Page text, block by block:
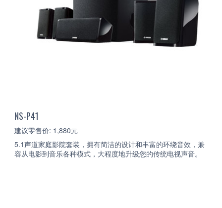
NS-P41
建议零售价: 1,880元
5.1声道家庭影院套装，拥有简洁的设计和丰富的环绕音效，兼
容从电影到音乐各种模式，大程度地升级您的传统电视声音。